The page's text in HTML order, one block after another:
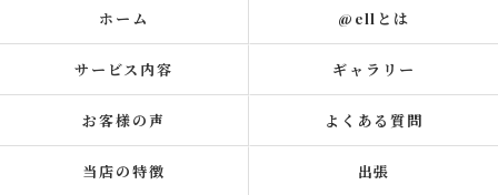
ホーム @ellとは
サービス内容 ギャラリー
お客様の声 よくある質問
当店の特徴 出張